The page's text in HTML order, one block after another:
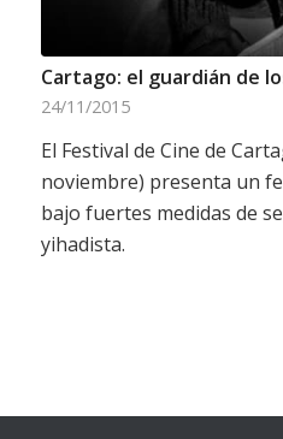
Cartago: el guardián de
24/11/2015
El Festival de Cine de
noviembre) presenta un
bajo fuertes medidas de
yihadista.